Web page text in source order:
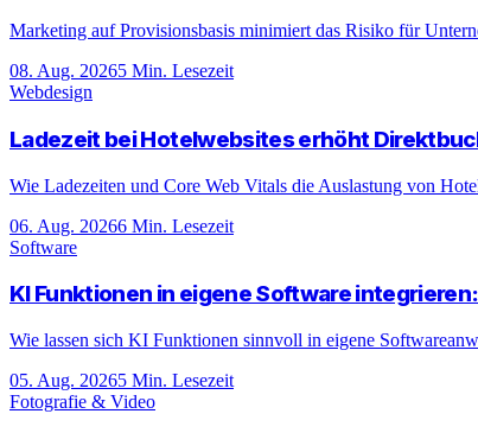
Marketing auf Provisionsbasis minimiert das Risiko für
08. Aug. 20265 Min. Lesezeit
Webdesign
Ladezeit bei Hotelwebsites erhöht
Wie Ladezeiten und Core Web Vitals die Auslastung von
06. Aug. 20266 Min. Lesezeit
Software
KI Funktionen in eigene Software
Wie lassen sich KI Funktionen sinnvoll in eigene
05. Aug. 20265 Min. Lesezeit
Fotografie & Video